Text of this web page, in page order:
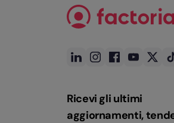
Ricevi gli ultimi
aggiornamenti,